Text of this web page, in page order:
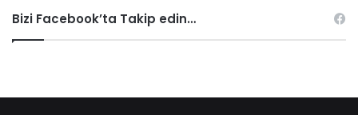
Bizi Facebook’ta Takip edin…